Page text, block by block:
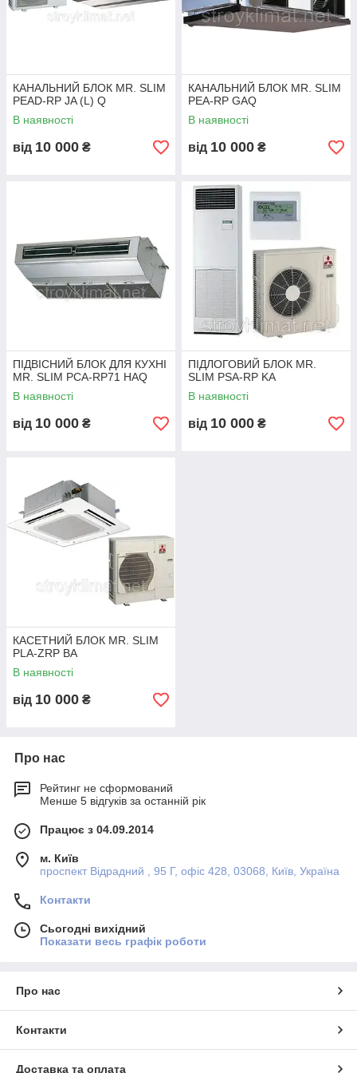
и хорошо себя зарекомендовали такие блоки, достигает -28 °
C. Zubadan Inverter можно использовать как для отопления,
організувати охолодження та опалення приміщень всіх типів і
розмірів. В асортименті є такі блоки:
касетні (3,5-14,0 кВт)
настінні (3,5-10,0 кВт)
канальні високого статичного тиску (20,0-44,0 кВт)
підлогові (7,1-14,0 кВт).
Всі напівпромислові кондиціонери Mr.Slim можна регулювати
не тільки місцевими пультами, а і централізованими системи
управління та диспетчеризації. У разі необхідності зовнішні
блоки серії Delux Power Inverter дозволяється підключати до
системи старих фреонопроводов, яка використовувалася
КАНАЛЬНИЙ БЛОК MR. SLIM
PEAD-RP JA (L) Q
В наявності
від 10 000 ₴
КАНАЛЬНИЙ БЛОК MR. SLIM
PEA-RP GAQ
В наявності
від 10 000 ₴
ПІДВІСНИЙ БЛОК ДЛЯ КУХНІ
MR. SLIM PCA-RP71 HAQ
В наявності
від 10 000 ₴
ПІДЛОГОВИЙ БЛОК MR.
SLIM PSA-RP KA
В наявності
від 10 000 ₴
КАСЕТНИЙ БЛОК MR. SLIM
PLA-ZRP BA
В наявності
від 10 000 ₴
Про нас
Рейтинг не сформований
Менше 5 відгуків за останній рік
Працює з 04.09.2014
м. Київ
проспект Відрадний , 95 Г, офіс 428, 03068, Київ, Україна
Контакти
Сьогодні вихідний
Показати весь графік роботи
Про нас
Контакти
Доставка та оплата